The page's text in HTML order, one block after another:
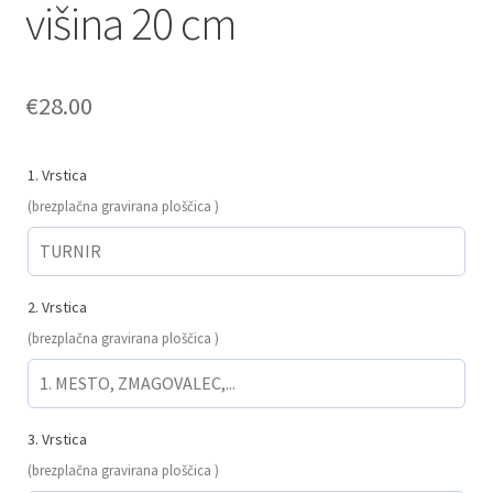
višina 20 cm
€28.00
1. Vrstica
(brezplačna gravirana ploščica )
2. Vrstica
(brezplačna gravirana ploščica )
3. Vrstica
(brezplačna gravirana ploščica )